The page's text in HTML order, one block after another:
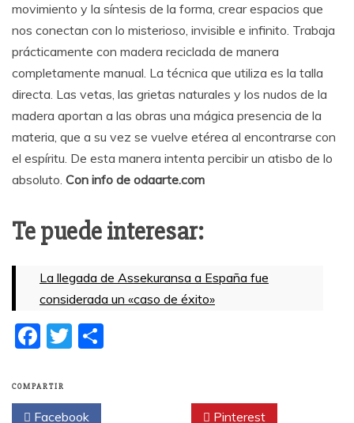
movimiento y la síntesis de la forma, crear espacios que
nos conectan con lo misterioso, invisible e infinito. Trabaja
prácticamente con madera reciclada de manera
completamente manual. La técnica que utiliza es la talla
directa. Las vetas, las grietas naturales y los nudos de la
madera aportan a las obras una mágica presencia de la
materia, que a su vez se vuelve etérea al encontrarse con
el espíritu. De esta manera intenta percibir un atisbo de lo
absoluto. Con info de odaarte.com
Te puede interesar:
La llegada de Assekuransa a España fue
considerada un «caso de éxito»
F
c
e
T
er
COMPARTIR
Facebook Pinterest